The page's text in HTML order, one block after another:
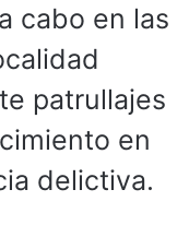
cabo en las
patrullajes
en
delictiva.